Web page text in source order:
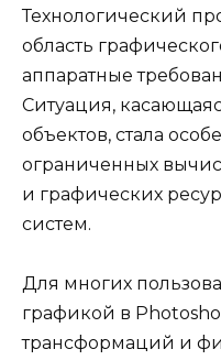
Технологический
область
аппаратные
Ситуация,
объектов, стала
ограниченных
и графических
систем.
Для многих
графикой в
трансформаций и